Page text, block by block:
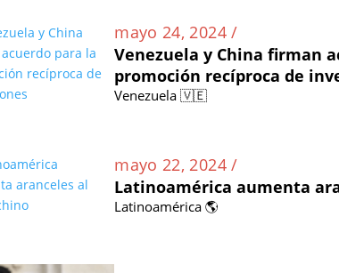
mayo 24, 2024 /
Venezuela y China firman
promoción recíproca de
Venezuela 🇻🇪
mayo 22, 2024 /
Latinoamérica aumenta
Latinoamérica 🌎